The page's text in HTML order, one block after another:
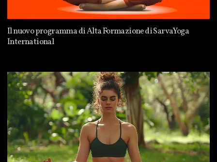
Il nuovo programma di Alta Formazione di SarvaYoga
International